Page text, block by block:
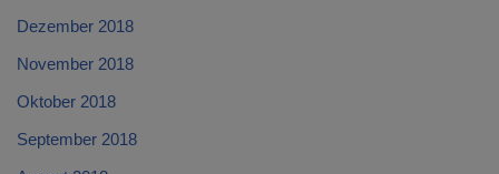
Dezember 2018
November 2018
Oktober 2018
September 2018